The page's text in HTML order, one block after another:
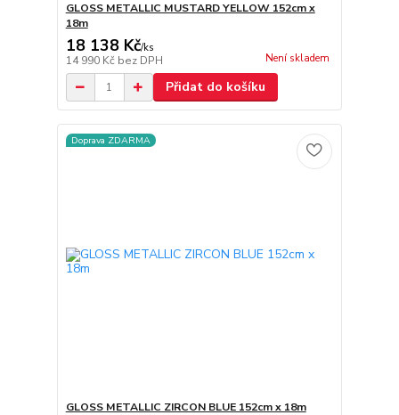
GLOSS METALLIC MUSTARD YELLOW 152cm x
18m
18 138 Kč/ks
14 990 Kč bez DPH Není skladem
Přidat do košíku
Doprava ZDARMA
GLOSS METALLIC ZIRCON BLUE 152cm x 18m